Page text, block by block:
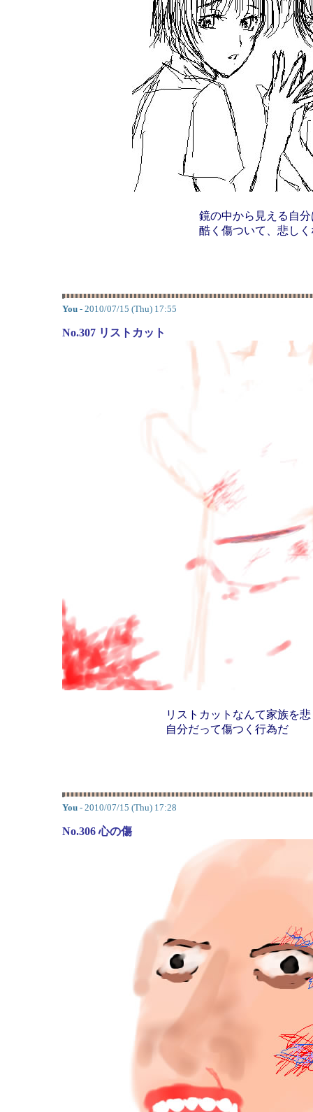
鏡の中から見える自分
酷く傷ついて、悲し
You - 2010/07/15 (Thu) 17:55
No.307 リストカット
リストカットなんて家族を
自分だって傷つく行為だ
You - 2010/07/15 (Thu) 17:28
No.306 心の傷